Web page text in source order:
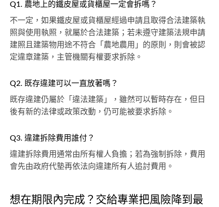
Q1. 農地上的鐵皮屋或貨櫃屋一定會拆嗎？
不一定，如果鐵皮屋或貨櫃屋經過申請且取得合法建築執
照與使用執照，就屬於合法建築；若未遵守建築法規申請
建照且建築物用途不符合「農地農用」的原則，則會被認
定違章建築，主管機關有權要求拆除。
Q2. 既存違建可以一直放著嗎？
既存違建仍屬於「違法建築」，雖然可以暫時存在，但日
後有新的法律或政策改動，仍可能被要求拆除。
Q3. 違建拆除費用誰付？
違建拆除費用通常由所有權人負擔；若為強制拆除，費用
會先由政府代墊再依法向違建所有人追討費用。
想在期限內完成？交給專業把風險降到最